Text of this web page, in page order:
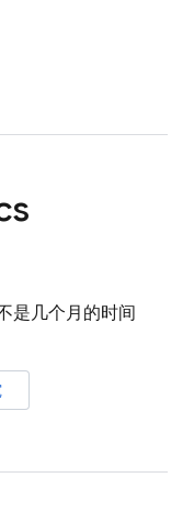
是几个月的时间